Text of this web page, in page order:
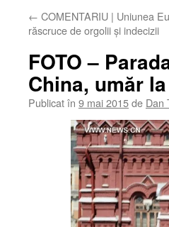
← COMENTARIU | Uniunea
răscruce de orgolii şi indecizii
FOTO –
China, umăr
Publicat în 9 mai 2015de Dan